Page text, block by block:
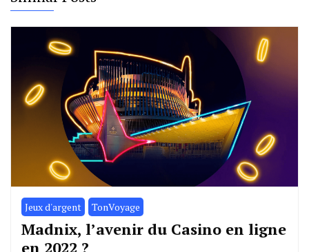
Jeux d'argent TonVoyage
Madnix, l’avenir du Casino en ligne
en 2022 ?